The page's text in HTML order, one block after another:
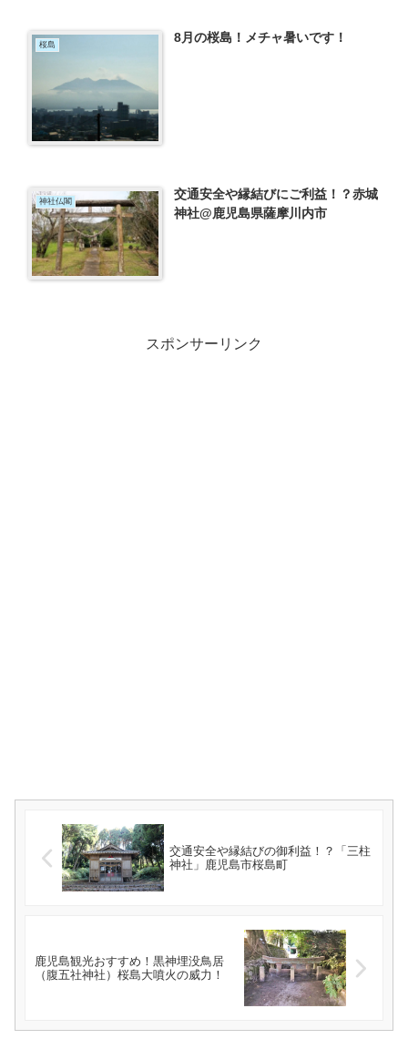
桜島 8月の桜島！メチャ暑いです！
神社仏閣
交通安全や縁結びにご利益！？赤城
神社@鹿児島県薩摩川内市
スポンサーリンク
交通安全や縁結びの御利益！？「三柱
神社」鹿児島市桜島町
鹿児島観光おすすめ！黒神埋没鳥居
（腹五社神社）桜島大噴火の威力！